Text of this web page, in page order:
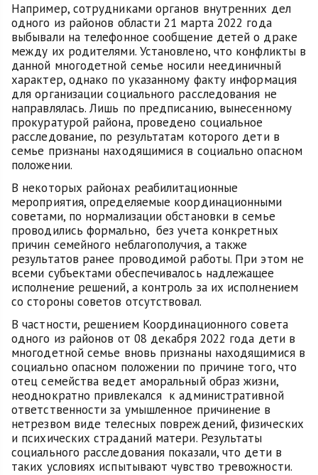
Например, сотрудниками органов внутренних дел
одного из районов области 21 марта 2022 года
выбывали на телефонное сообщение детей о драке
между их родителями. Установлено, что конфликты в
данной многодетной семье носили неединичный
характер, однако по указанному факту информация
для организации социального расследования не
направлялась. Лишь по предписанию, вынесенному
прокуратурой района, проведено социальное
расследование, по результатам которого дети в
семье признаны находящимися в социально опасном
положении.
В некоторых районах реабилитационные
мероприятия, определяемые координационными
советами, по нормализации обстановки в семье
проводились формально, без учета конкретных
причин семейного неблагополучия, а также
результатов ранее проводимой работы. При этом не
всеми субъектами обеспечивалось надлежащее
исполнение решений, а контроль за их исполнением
со стороны советов отсутствовал.
В частности, решением Координационного совета
одного из районов от 08 декабря 2022 года дети в
многодетной семье вновь признаны находящимися в
социально опасном положении по причине того, что
отец семейства ведет аморальный образ жизни,
неоднократно привлекался к административной
ответственности за умышленное причинение в
нетрезвом виде телесных повреждений, физических
и психических страданий матери. Результаты
социального расследования показали, что дети в
таких условиях испытывают чувство тревожности.